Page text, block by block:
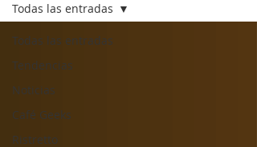
Todas las entradas
Tendencias
Noticias
Café Geeks
Ristretto
Todas las entradas